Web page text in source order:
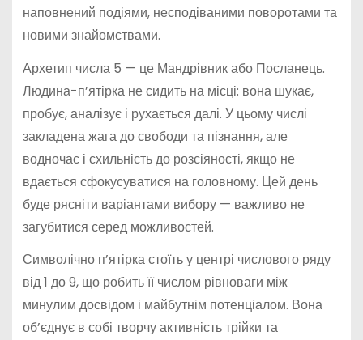
наповнений подіями, несподіваними поворотами та
новими знайомствами.
Архетип числа 5 — це Мандрівник або Посланець.
Людина-п’ятірка не сидить на місці: вона шукає,
пробує, аналізує і рухається далі. У цьому числі
закладена жага до свободи та пізнання, але
водночас і схильність до розсіяності, якщо не
вдається сфокусуватися на головному. Цей день
буде рясніти варіантами вибору — важливо не
загубитися серед можливостей.
Символічно п’ятірка стоїть у центрі числового ряду
від 1 до 9, що робить її числом рівноваги між
минулим досвідом і майбутнім потенціалом. Вона
об’єднує в собі творчу активність трійки та